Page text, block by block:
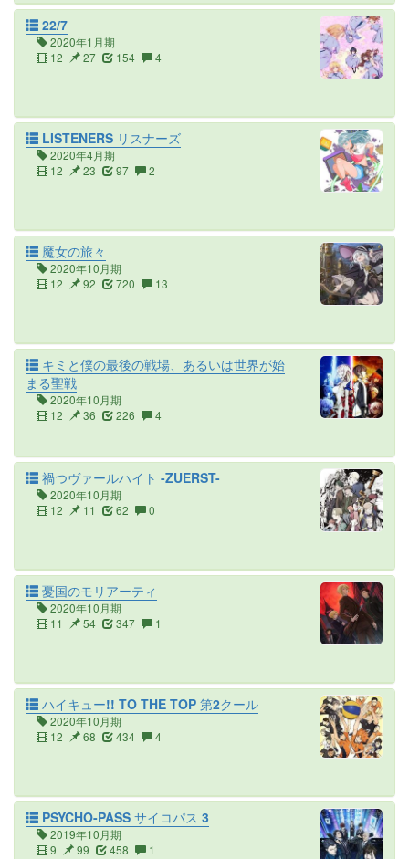
22/7
2020年1月期
12
27 154 4
LISTENERS リスナーズ
2020年4月期
12
23 97 2
魔女の旅々
2020年10月期
12
92 720 13
キミと僕の最後の戦場、あるいは世界が始
まる聖戦
2020年10月期
12
36 226 4
禍つヴァールハイト -ZUERST-
2020年10月期
12
11 62 0
憂国のモリアーティ
2020年10月期
11
54 347 1
ハイキュー!! TO THE TOP 第2クール
2020年10月期
12
68 434 4
PSYCHO-PASS サイコパス 3
2019年10月期
9
99 458 1